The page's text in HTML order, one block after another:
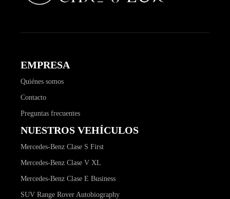
EMPRESA
Quiénes somos
Contacto
Preguntas frecuentes
NUESTROS VEHÍCULOS
Mercedes-Benz Clase S First
Mercedes-Benz Clase V XL
Mercedes-Benz Clase E Business
SUV Range Rover Autobiography